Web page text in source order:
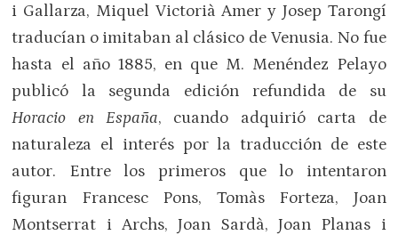
i Gallarza, Miquel Victorià Amer y Josep Tarongí
traducían o imitaban al clásico de Venusia. No fue
hasta el año 1885, en que M. Menéndez Pelayo
publicó la segunda edición refundida de su
Horacio en España, cuando adquirió carta de
naturaleza el interés por la traducción de este
autor. Entre los primeros que lo intentaron
figuran Francesc Pons, Tomàs Forteza, Joan
Montserrat i Archs, Joan Sardà, Joan Planas i